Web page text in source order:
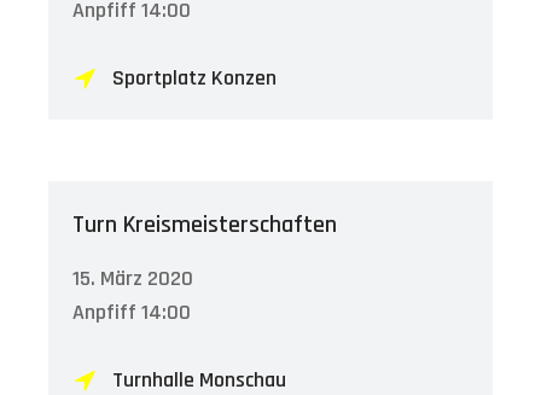
Anpfiff 14:00
Sportplatz Konzen
Turn Kreismeisterschaften
15. März 2020
Anpfiff 14:00
Turnhalle Monschau